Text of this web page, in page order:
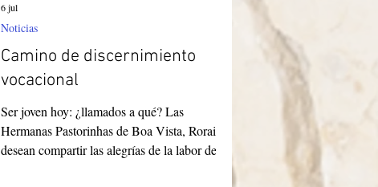
Camino de discernimiento
vocacional
Ser joven hoy: ¿llamados a qué? Las
Hermanas Pastorinhas de Boa Vista, Roraima,
desean compartir las alegrías de la labor de
Noticias
6 jul